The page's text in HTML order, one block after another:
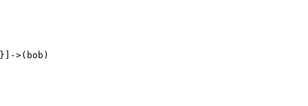
}] ->( bob )